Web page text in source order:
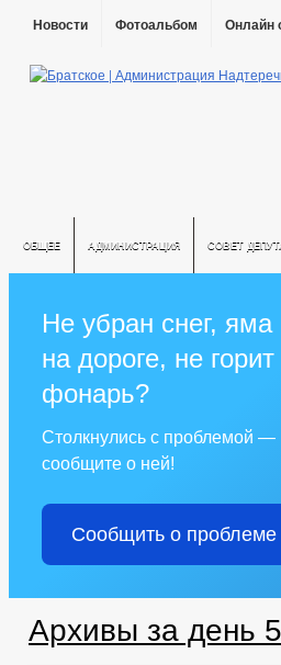
Новости Фотоальбом Онлайн
ОБЩЕЕ АДМИНИСТРАЦИЯ СОВЕТ
Не убран снег, яма
на дороге, не горит
фонарь?
Столкнулись с проблемой —
сообщите о ней!
Сообщить о проблеме
Архивы за день